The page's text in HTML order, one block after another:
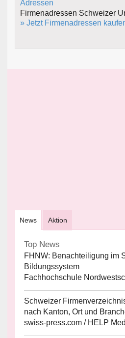
Firmenadressen Schweizer
» Jetzt Firmenadressen
News Aktion
Top News
FHNW: Benachteiligung im
Bildungssystem
Fachhochschule
Schweizer
nach Kanton, Ort und
swiss-press.com / HELP